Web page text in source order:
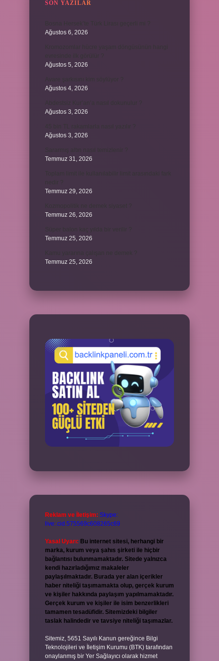
SON YAZILAR
Ağustos 6, 2026
Ağustos 5, 2026
Ağustos 4, 2026
Ağustos 3, 2026
Ağustos 3, 2026
Temmuz 31, 2026
Temmuz 29, 2026
Temmuz 26, 2026
Temmuz 25, 2026
Temmuz 25, 2026
Reklam ve İletişim: Skype:
live:.cid.575569c608265c69
Yasal Uyarı: Bu internet sitesi, herhangi bir
marka, kurum veya şahıs şirketi ile hiçbir
bağlantısı bulunmamaktadır. Sitede yalnızca
kendi hazırladığımız makaleler
paylaşılmaktadır. Burada yer alan içerikler
haber niteliği taşımamakta olup, gerçek kurum
ve kişiler hakkında paylaşım yapılmamaktadır.
Gerçek kurum ve kişiler ile isim benzerlikleri
tamamen tesadüfidir. Sitemizdeki bilgiler
taslak halindedir ve tavsiye niteliği taşımazlar.
Sitemiz, 5651 Sayılı Kanun gereğince Bilgi
Teknolojileri ve İletişim Kurumu (BTK) tarafından
onaylanmış bir Yer Sağlayıcı olarak hizmet